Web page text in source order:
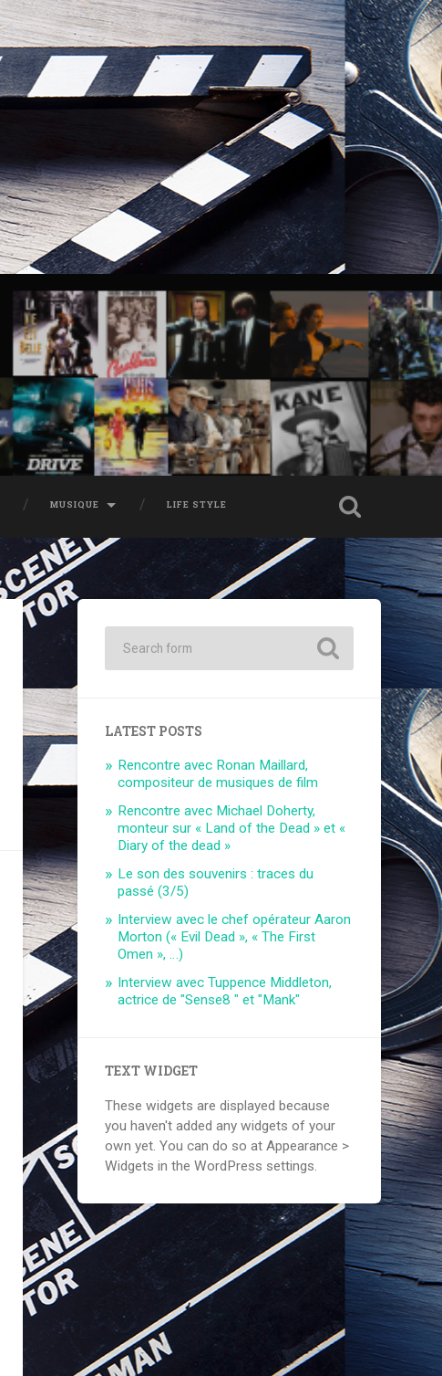
MUSIQUE LIFE STYLE
LATEST POSTS
Rencontre avec Ronan Maillard,
compositeur de musiques de film
Rencontre avec Michael Doherty,
monteur sur « Land of the Dead » et «
Diary of the dead »
Le son des souvenirs : traces du
passé (3/5)
Interview avec le chef opérateur Aaron
Morton (« Evil Dead », « The First
Omen », …)
Interview avec Tuppence Middleton,
actrice de "Sense8 " et "Mank"
TEXT WIDGET
These widgets are displayed because
you haven't added any widgets of your
own yet. You can do so at Appearance >
Widgets in the WordPress settings.